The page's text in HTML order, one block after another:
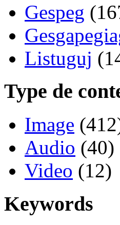
Gespeg
Listuguj
Type de
Image
Audio (40)
Video (12)
Keywords